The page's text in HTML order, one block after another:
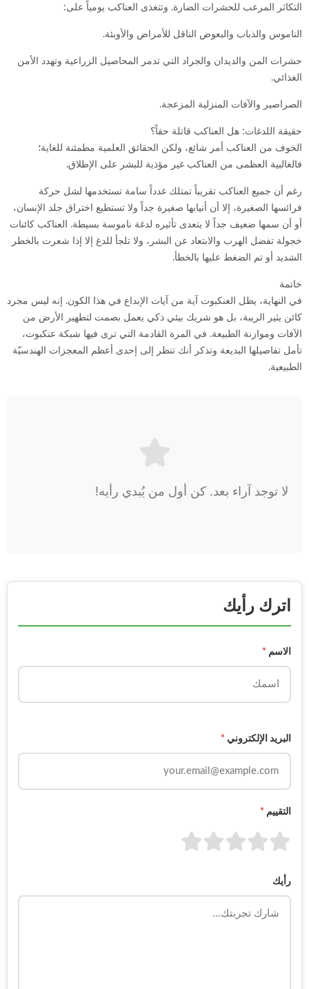
التكاثر المرعب للحشرات الضارة. وتتغذى العناكب يومياً على:
الناموس والذباب والبعوض الناقل للأمراض والأوبئة.
حشرات المن والديدان والجراد التي تدمر المحاصيل الزراعية وتهدد الأمن
الغذائي.
الصراصير والآفات المنزلية المزعجة.
حقيقة اللدغات: هل العناكب قاتلة حقاً؟
الخوف من العناكب أمر شائع، ولكن الحقائق العلمية مطمئنة للغاية؛
فالغالبية العظمى من العناكب غير مؤذية للبشر على الإطلاق.
رغم أن جميع العناكب تقريباً تمتلك غدداً سامة تستخدمها لشل حركة
فرائسها الصغيرة، إلا أن أنيابها صغيرة جداً ولا تستطيع اختراق جلد الإنسان،
أو أن سمها ضعيف جداً لا يتعدى تأثيره لدغة ناموسة بسيطة. العناكب كائنات
خجولة تفضل الهرب والابتعاد عن البشر، ولا تلجأ للدغ إلا إذا شعرت بالخطر
الشديد أو تم الضغط عليها بالخطأ.
خاتمة
في النهاية، يظل العنكبوت آية من آيات الإبداع في هذا الكون. إنه ليس مجرد
كائن يثير الريبة، بل هو شريك بيئي ذكي يعمل بصمت لتطهير الأرض من
الآفات وموازنة الطبيعة. في المرة القادمة التي ترى فيها شبكة عنكبوت،
تأمل تفاصيلها البديعة وتذكر أنك تنظر إلى إحدى أعظم المعجزات الهندسيّة
الطبيعية.
لا توجد آراء بعد. كن أول من يُبدي رأيه!
اترك رأيك
الاسم *
البريد الإلكتروني *
التقييم *
رأيك